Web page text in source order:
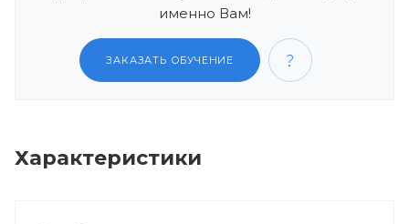
именно Вам!
ЗАКАЗАТЬ ОБУЧЕНИЕ
Характеристики